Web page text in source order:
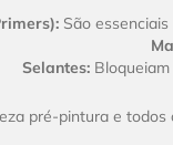
São
Selantes:Bloqueiam
pré-pintura e todos